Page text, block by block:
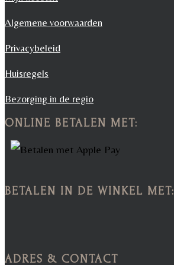
Algemene voorwaarden
Privacybeleid
Huisregels
Bezorging in de regio
ONLINE BETALEN MET:
BETALEN IN DE WINKEL MET:
ADRES & CONTACT